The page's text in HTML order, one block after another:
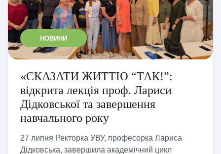
НОВИНИ
«СКАЗАТИ ЖИТТЮ “ТАК!”:
відкрита лекція проф. Лариси
Дідковської та завершення
навчального року
27 липня Ректорка УВУ, професорка Лариса
Дідковська, завершила академічний цикл